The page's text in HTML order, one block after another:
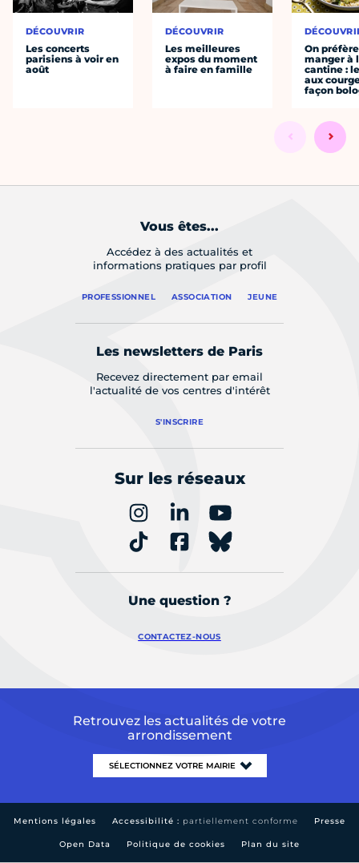
DÉCOUVRIR
Les concerts
parisiens à voir en
août
DÉCOUVRIR
Les meilleures
expos du moment
à faire en famille
On préfère
manger à
cantine :
aux
façon
Vous êtes...
Accédez à des actualités et
informations pratiques par profil
PROFESSIONNEL ASSOCIATION JEUNE
Les newsletters de Paris
Recevez directement par email
l'actualité de vos centres d'intérêt
S'INSCRIRE
Sur les réseaux
Une question ?
CONTACTEZ-NOUS
Retrouvez les actualités de votre
arrondissement
Mentions légales Accessibilité : partiellement conforme Presse
Open Data Politique de cookies Plan du site